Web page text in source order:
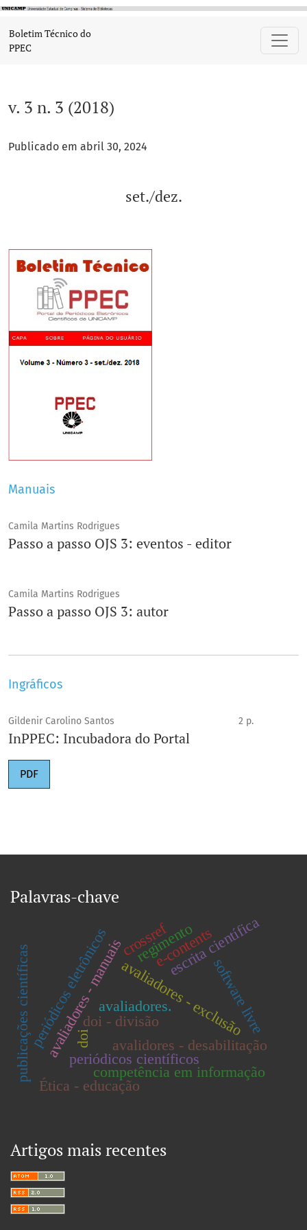
Boletim Técnico do
PPEC
v. 3 n. 3 (2018)
Publicado em abril 30, 2024
set./dez.
Manuais
Camila Martins Rodrigues
Passo a passo OJS 3: eventos - editor
Camila Martins Rodrigues
Passo a passo OJS 3: autor
Ingráficos
Gildenir Carolino Santos 2 p.
InPPEC: Incubadora do Portal
PDF
Palavras-chave
avalidores - desabilitação
avaliadores - exclusão
avaliadores - manuais
periódicos eletrônicos
periódicos científicos
escrita científica
software livre
avaliadores.
doi - divisão
competência em informação
Ética - educação
e-contents
regimento
doi
crossref
publicações científicas
Artigos mais recentes